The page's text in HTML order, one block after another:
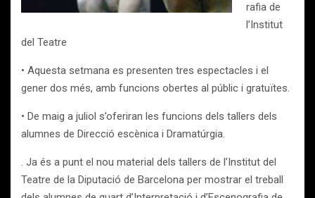
rafia de
l’Institut
del Teatre
• Aquesta setmana es presenten tres espectacles i el
gener dos més, amb funcions obertes al públic i gratuïtes.
• De maig a juliol s’oferiran les funcions dels tallers dels
alumnes de Direcció escènica i Dramatúrgia.
. Ja és a punt el nou material dels tallers de l’Institut del
Teatre de la Diputació de Barcelona per mostrar el treball